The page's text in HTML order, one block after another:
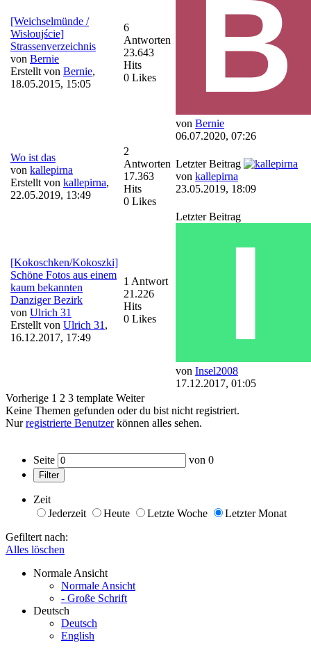
[Weichselmünde /
Wisłoujście]
Strassenverzeichnis
von Bernie
Erstellt von Bernie,
18.05.2015, 15:05
6
Antworten
23.643
Hits
0 Likes
von Bernie
06.07.2020, 07:26
Wo ist das
von kallepirna
Erstellt von kallepirna,
22.05.2019, 13:49
2
Antworten
17.363
Hits
0 Likes
Letzter Beitrag
von kallepirna
23.05.2019, 18:09
[Kokoschken/Kokoszki]
Schöne Fotos aus einem
kaum bekannten
Danziger Bezirk
von Ulrich 31
Erstellt von Ulrich 31 ,
16.12.2017, 17:49
1 Antwort
21.226
Hits
0 Likes
Letzter Beitrag
von Insel2008
17.12.2017, 01:05
Vorherige 1 2 3 template Weiter
Keine Themen gefunden oder du bist nicht registriert.
Nurregistrierte Benutzerkönnen alles sehen.
Seite von 0
Filter
Zeit
Jederzeit
Heute Letzte Woche
Letzter Monat
Gefiltert nach:
Alles löschen
Normale Ansicht
Normale Ansicht
- Große Schrift
Deutsch
Deutsch
English